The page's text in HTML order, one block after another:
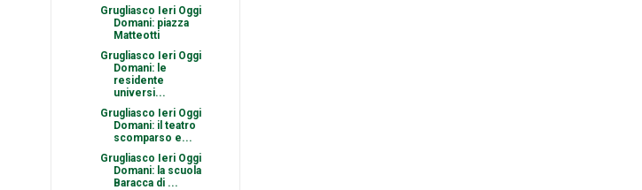
Grugliasco Ieri Oggi
Domani: piazza
Matteotti
Grugliasco Ieri Oggi
Domani: le
residente
universi...
Grugliasco Ieri Oggi
Domani: il teatro
scomparso e...
Grugliasco Ieri Oggi
Domani: la scuola
Baracca di ...